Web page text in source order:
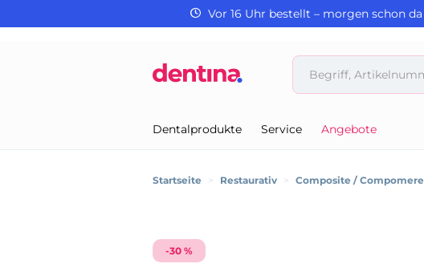
Vor 16 Uhr bestellt – morgen schon da
Dentalprodukte Service Angebote
Startseite > Restaurativ > Composite / Compomere
-30 %